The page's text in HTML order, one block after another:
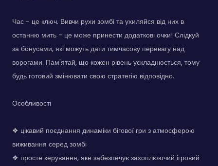
Час - це ключ. Вивчи рухи зомбі та ухиляйся від них в
останню мить - це може принести додаткові очки! Слідкуй
за бонусами, які можуть дати тимчасову перевагу над
ворогами. Пам'ятай, що кожен рівень ускладнюється, тому
будь готовий змінювати свою стратегію відповідно.
Особливості
❖ цікавий поєднання динаміки бігової гри з атмосферою
виживання серед зомбі
❖ просте керування, яке забезпечує захоплюючий ігровий